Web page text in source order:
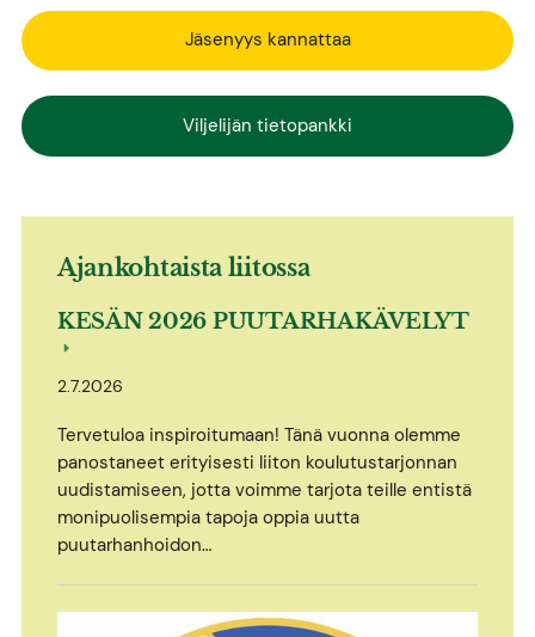
Jäsenyys kannattaa
Viljelijän tietopankki
Ajankohtaista liitossa
KESÄN 2026 PUUTARHAKÄVELYT
2.7.2026
Tervetuloa inspiroitumaan! Tänä vuonna olemme
panostaneet erityisesti liiton koulutustarjonnan
uudistamiseen, jotta voimme tarjota teille entistä
monipuolisempia tapoja oppia uutta
puutarhanhoidon…